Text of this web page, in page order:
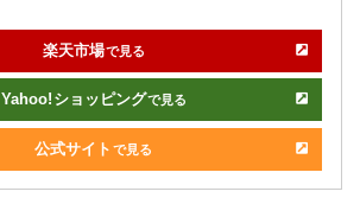
楽天市場で見る
Yahoo! ショッピングで見る
公式サイト で見る